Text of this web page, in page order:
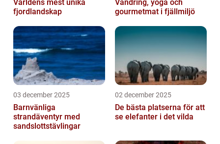
Världens mest unika
fjordlandskap
Vandring, yoga och
gourmetmat i fjällmiljö
03 december 2025
Barnvänliga
strandäventyr med
sandslottstävlingar
02 december 2025
De bästa platserna för att
se elefanter i det vilda